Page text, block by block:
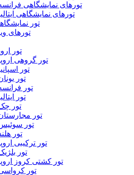
تورهای نمایشگاهی
تورهای نمایشگاهی
تور
تورهای
تور اروپا
تور گروهی
تور
تور
تور
تور
تور
تور
تور
تور
تور ترکیبی
تور
تور کشتی کروز
تور